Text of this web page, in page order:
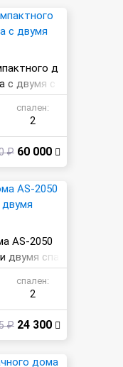
д
с двумя с
спален:
2
₽ 60 000
AS-2050
двумя спа
спален:
2
₽ 24 300